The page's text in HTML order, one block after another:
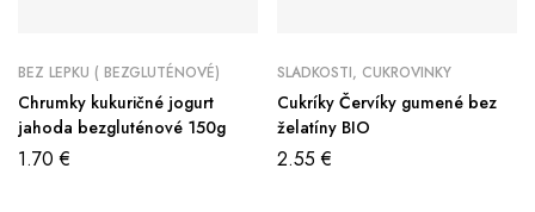
BEZ LEPKU ( BEZGLUTÉNOVÉ)
Chrumky kukuričné jogurt
jahoda bezgluténové 150g
1.70€
SLADKOSTI, CUKROVINKY
Cukríky Červíky gumené bez
želatíny BIO
2.55€